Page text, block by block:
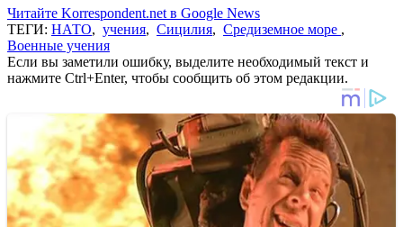
Читайте Korrespondent.net в Google News
ТЕГИ: НАТО, учения, Сицилия, Средиземное море ,
Военные учения
Если вы заметили ошибку, выделите необходимый текст и
нажмите Ctrl+Enter, чтобы сообщить об этом редакции.